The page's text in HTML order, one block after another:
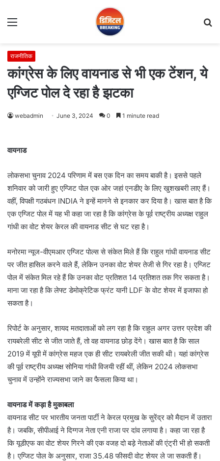
Menu
राजनीतिक
कांग्रेस के लिए वायनाड से भी एक टेंशन, ये
एग्जिट पोल दे रहा है झटका
webadmin June 3, 2024 0 1 minute read
वायनाड
लोकसभा चुनाव 2024 परिणाम में बस एक दिन का समय बाकी है। इससे पहले
शनिवार को जारी हुए एग्जिट पोल एक ओर जहां एनडीए के लिए खुशखबरी लाए हैं।
वहीं, विपक्षी गठबंधन INDIA ने इन्हें मानने से इनकार कर दिया है। खास बात है कि
एक एग्जिट पोल में यह भी कहा जा रहा है कि कांग्रेस के पूर्व राष्ट्रीय अध्यक्ष राहुल
गांधी का वोट शेयर केरल की वायनाड सीट से घट रहा है।
मनोरमा न्यूज-वीएमआर एग्जिट पोल्स से संकेत मिले हैं कि राहुल गांधी वायनाड सीट
पर जीत हासिल करने वाले हैं, लेकिन उनका वोट शेयर तेजी से गिर रहा है। एग्जिट
पोल में संकेत मिल रहे हैं कि उनका वोट प्रतिशत 14 प्रतिशत तक गिर सकता है।
माना जा रहा है कि लेफ्ट डेमोक्रेटिक फ्रंट यानी LDF के वोट शेयर में इजाफा हो
सकता है।
रिपोर्ट के अनुसार, शायद मतदाताओं को लग रहा है कि राहुल अगर उत्तर प्रदेश की
रायबरेली सीट से जीत जाते हैं, तो वह वायनाड छोड़ देंगे। खास बात है कि साल
2019 में यूपी में कांग्रेस महज एक ही सीट रायबरेली जीत सकी थी। यहां कांग्रेस
की पूर्व राष्ट्रीय अध्यक्ष सोनिया गांधी विजयी रहीं थीं, लेकिन 2024 लोकसभा
चुनाव में उन्होंने राज्यसभा जाने का फैसला किया था।
वायनाड में कड़ा है मुकाबला
वायनाड सीट पर भारतीय जनता पार्टी ने केरल प्रमुख के सुरेंद्र को मैदान में उतारा
है। जबकि, सीपीआई ने दिग्गज नेता एनी राजा पर दांव लगाया है। कहा जा रहा है
कि यूडीएफ का वोट शेयर गिरने की एक वजह दो बड़े नेताओं की एंट्री भी हो सकती
है। एग्जिट पोल के अनुसार, राजा 35.48 फीसदी वोट शेयर ले जा सकती हैं।